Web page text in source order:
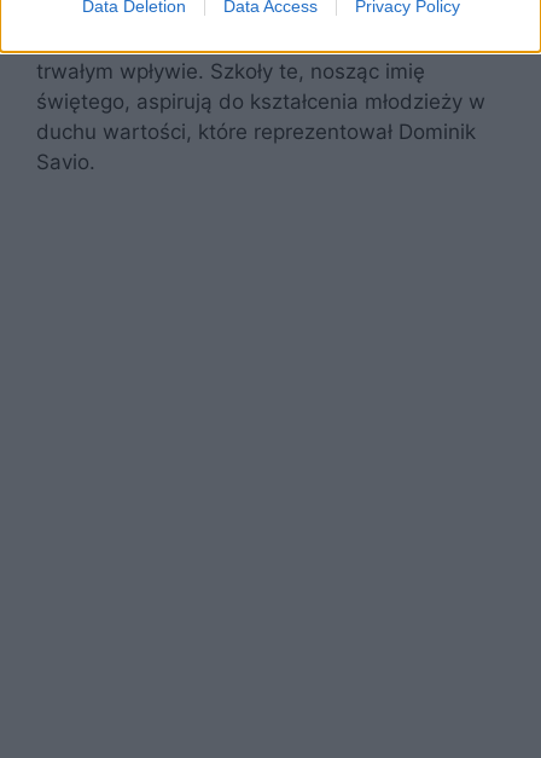
Data Deletion Data Access Privacy Policy
Publiczne Liceum Ogólnokształcące Sióstr
trwałym wpływie. Szkoły te, nosząc imię
świętego, aspirują do kształcenia młodzieży w
duchu wartości, które reprezentował Dominik
Savio.